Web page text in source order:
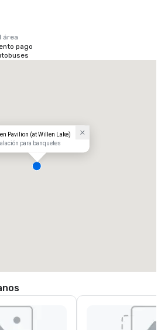
área
pago
Pavilion (at Willen Lake)
para banquetes